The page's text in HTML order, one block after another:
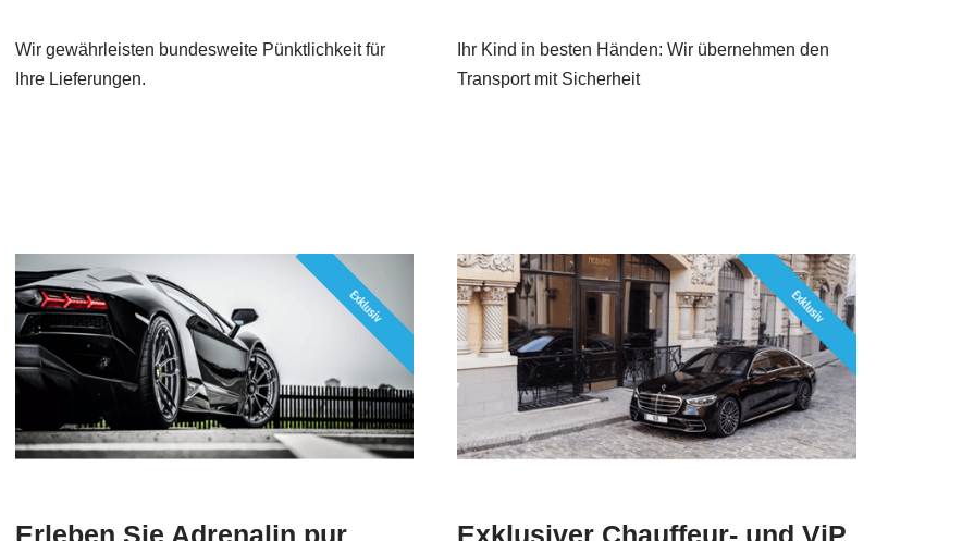
Wir gewährleisten bundesweite Pünktlichkeit für
Ihre Lieferungen.
Ihr Kind in besten Händen: Wir übernehmen den
Transport mit Sicherheit
Erleben Sie Adrenalin pur Exklusiver Chauffeur- und ViP